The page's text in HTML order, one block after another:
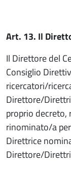
Art. 13. Il
Il Direttore del
Consiglio
ricercatori/
Direttore/
proprio decreto,
rinominato/a
Direttrice
Direttore/